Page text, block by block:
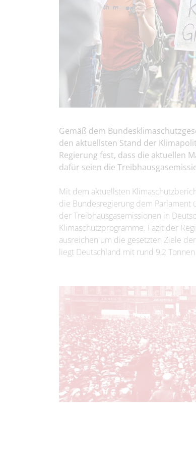
Gemäß dem
den aktuellsten Stand der
Regierung fest, dass die aktuellen
dafür seien die
Mit dem aktuellsten
die Bundesregierung dem
der Treibhausgasemissionen in
Klimaschutzprogramme. Fazit der
ausreichen um die gesetzten Ziele
liegt Deutschland mit rund 9,2